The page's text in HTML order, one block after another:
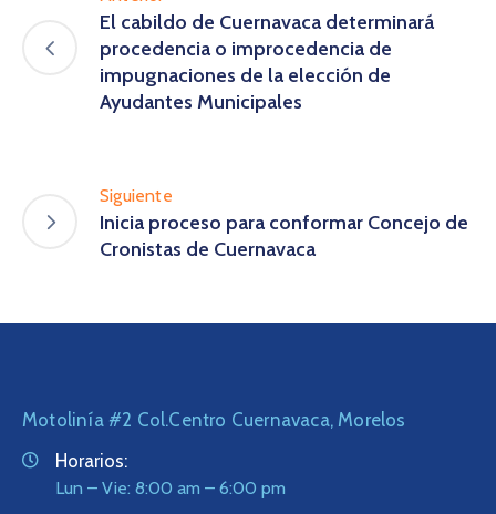
El cabildo de Cuernavaca determinará
procedencia o improcedencia de
impugnaciones de la elección de
Ayudantes Municipales
Siguiente
Inicia proceso para conformar Concejo de
Cronistas de Cuernavaca
Motolinía #2 Col.Centro Cuernavaca, Morelos
Horarios:
Lun – Vie: 8:00 am – 6:00 pm